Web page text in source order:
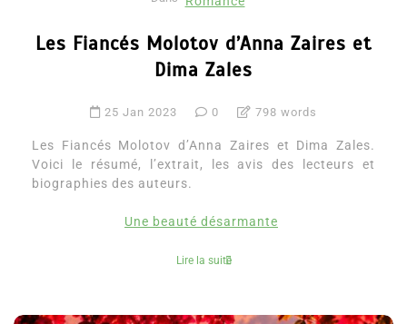
Les Fiancés Molotov d’Anna Zaires et
Dima Zales
25 Jan 2023 0 798 words
Les Fiancés Molotov d’Anna Zaires et Dima Zales.
Voici le résumé, l’extrait, les avis des lecteurs et
biographies des auteurs.
Une beauté désarmante
Lire la suite